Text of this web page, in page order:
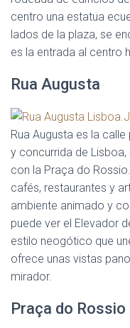
centro una estatua
lados de la plaza, se
es la entrada al centro
Rua Augusta
Rua Augusta es la
y concurrida de
con la Praça do
cafés, restaurantes y
ambiente animado y
puede ver el Elevador
estilo neogótico que
ofrece unas vistas
mirador.
Praça do Rossio